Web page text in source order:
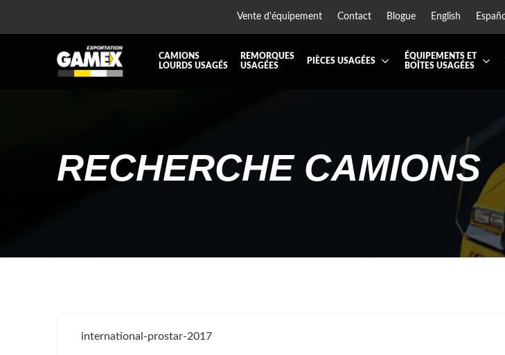
Vente d'équipement Contact Blogue English
CAMIONS
LOURDS USAGÉS
REMORQUES
USAGÉES
PIÈCES USAGÉES
KIT HYDRAULIQUE MOTEURS ET PIÈCES DE MOTEURS
TRANSMISSION ET PIÈCES DE TRANSMISSIONS
ÉQUIPEMENTS ET
BOÎTES USAGÉES
RECHERCHE CAMIONS